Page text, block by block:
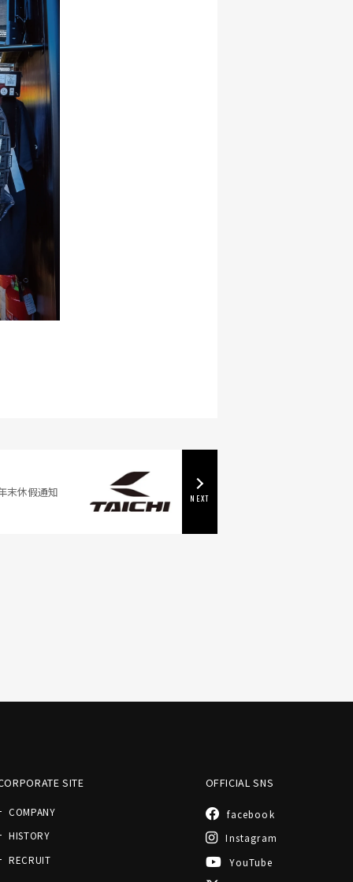
末休假通知
SITE
COMPANY
HISTORY
RECRUIT
OFFICIAL SNS
facebook
Instagram
YouTube